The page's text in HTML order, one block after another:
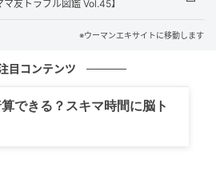
友トラブル図鑑 Vol.45】
※ウーマンエキサイトに移動します
目コンテンツ
できる？スキマ時間に脳ト